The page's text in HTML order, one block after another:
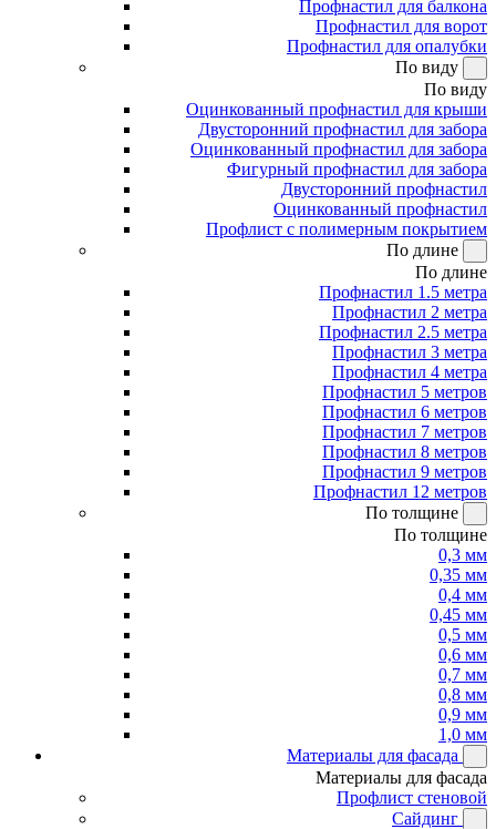
Профнастил для балкона
Профнастил для ворот
Профнастил для опалубки
По виду
По виду
Оцинкованный профнастил для крыши
Двусторонний профнастил для забора
Оцинкованный профнастил для забора
Фигурный профнастил для забора
Двусторонний профнастил
Оцинкованный профнастил
Профлист с полимерным покрытием
По длине
По длине
Профнастил 1.5 метра
Профнастил 2 метра
Профнастил 2.5 метра
Профнастил 3 метра
Профнастил 4 метра
Профнастил 5 метров
Профнастил 6 метров
Профнастил 7 метров
Профнастил 8 метров
Профнастил 9 метров
Профнастил 12 метров
По толщине
По толщине
0,3 мм
0,35 мм
0,4 мм
0,45 мм
0,5 мм
0,6 мм
0,7 мм
0,8 мм
0,9 мм
1,0 мм
Материалы для фасада
Материалы для фасада
Профлист стеновой
Сайдинг